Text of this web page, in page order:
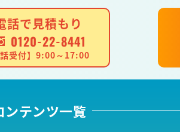
話で見積もり
0120-22-8441
受付】9:00～17:00
ンテンツ一覧